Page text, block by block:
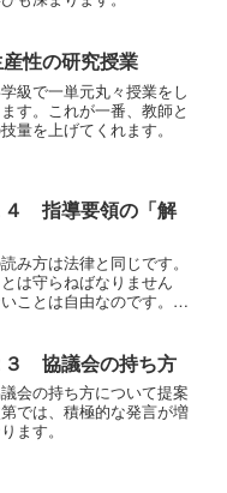
性の研究授業
級で一単元丸々授業をし
す。これが一番、教師と
量を上げてくれます。
４ 指導要領の「解
み方は法律と同じです。
は守らねばなりません
ことは自由なのです。そ
３ 協議会の持ち方
会の持ち方について提案
では、積極的な発言が増
ます。